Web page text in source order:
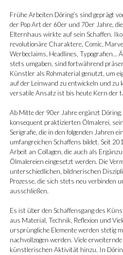
Frühe Arbeiten Döring’s sind geprägt
der Pop Art der 60er und 70er Jahre,
Elternhaus wirkte auf sein Schaffen.
revolutionäre Charaktere, Comic,
Werbeclaims, Headlines, Typografien…
stets umgaben, sind fortwährend
Künstler als Rohmaterial genutzt, um
auf der Leinwand zu entwickeln und zu
versatile Ansatz ist bis heute Kern der
Ab Mitte der 90er Jahre ergänzt Döring,
konsequent praktizierten Ölmalerei,
Serigrafie, die in den folgenden Jahren
umfangreichen Schaffens bildet. Seit
Arbeit an Collagen, die auch als
Ölmalereien eingesetzt werden. Die
unterschiedlichen, bildnerischen
Prozesse, die sich stets neu verbinden
ausschließen.
Es ist über den Schaffensgang des
aus Material, Technik, Reflexion und
ursprüngliche Elemente werden stetig
nachvollzogen werden. Viele
künstlerischen Aktivität hinzu. In